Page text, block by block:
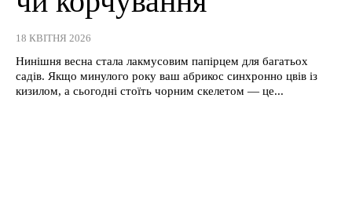
18 КВІТНЯ 2026
Нинішня весна стала лакмусовим папірцем для багатьох
садів. Якщо минулого року ваш абрикос синхронно цвів із
кизилом, а сьогодні стоїть чорним скелетом — це...